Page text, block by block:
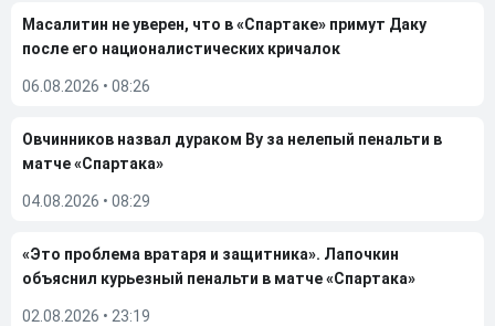
Масалитин не уверен, что в «Спартаке» примут Даку
после его националистических кричалок
06.08.2026 • 08:26
Овчинников назвал дураком Ву за нелепый пенальти в
матче «Спартака»
04.08.2026 • 08:29
«Это проблема вратаря и защитника». Лапочкин
объяснил курьезный пенальти в матче «Спартака»
02.08.2026 • 23:19